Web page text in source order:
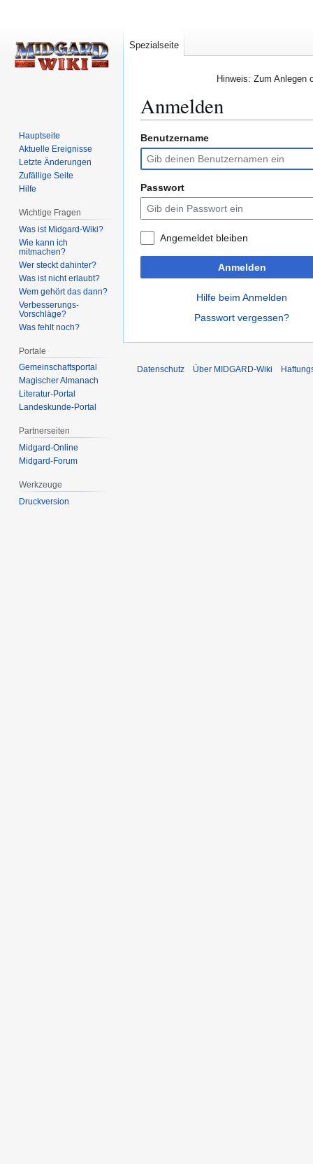
Hinweis: Zum Anlegen
Anmelden
Zur
Navigation
springen
Zur
Suche
springen
Benutzername
Passwort
Angemeldet bleiben
Anmelden
Hilfe beim Anmelden
Passwort vergessen?
Spezialseite
Hauptseite
Aktuelle Ereignisse
Letzte Änderungen
Zufällige Seite
Hilfe
Wichtige Fragen
Was ist Midgard-Wiki?
Wie kann ich
mitmachen?
Wer steckt dahinter?
Was ist nicht erlaubt?
Wem gehört das dann?
Verbesserungs-
Vorschläge?
Was fehlt noch?
Portale
Gemeinschafts­portal
Magischer Almanach
Literatur-Portal
Landeskunde-Portal
Partnerseiten
Midgard-Online
Midgard-Forum
Werkzeuge
Druckversion
Datenschutz Über MIDGARD-Wiki